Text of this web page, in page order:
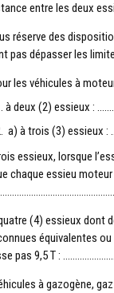
entre les deux
réserve des
pas dépasser les
les véhicules à
à deux (2) essieux :
a) à trois (3)
essieux, lorsque
chaque essieu
(4) essieux dont
équivalentes
pas 9,5 T :
à gazogène,